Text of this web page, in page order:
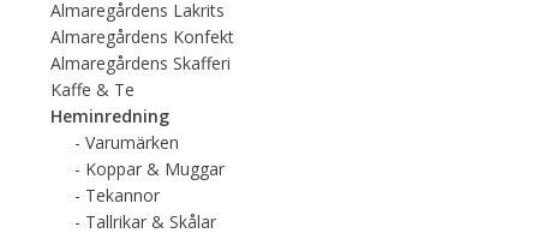
Almaregårdens Lakrits
Almaregårdens Konfekt
Almaregårdens Skafferi
Kaffe & Te
Heminredning
Varumärken
Koppar & Muggar
Tekannor
Tallrikar & Skålar